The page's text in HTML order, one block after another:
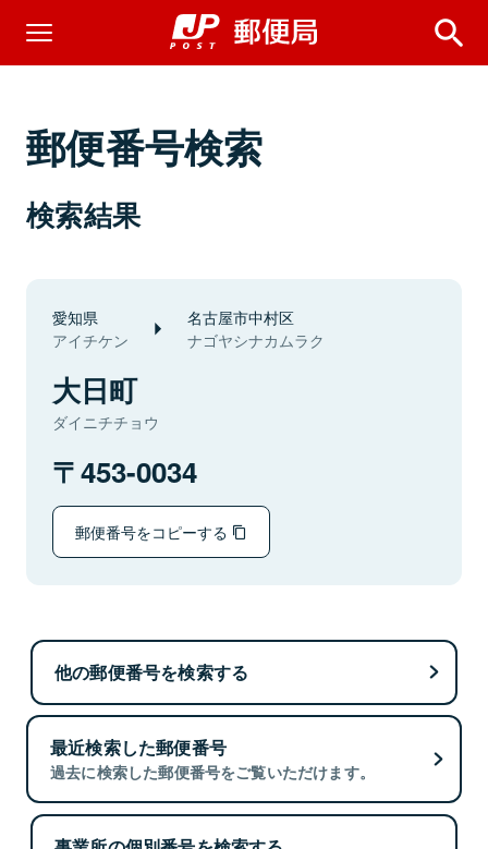
郵便番号検索
検索結果
愛知県
アイチケン
名古屋市中村区
ナゴヤシナカムラク
大日町
ダイニチチョウ
453-0034
郵便番号をコピーする
他の郵便番号を検索する
最近検索した郵便番号
過去に検索した郵便番号をご覧いただけます。